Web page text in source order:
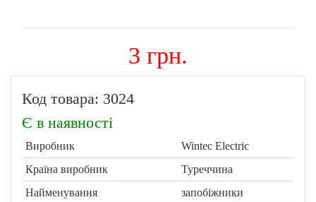
3 грн.
Код товара: 3024
Є в наявності
Виробник
Wintec Electric
Країна виробник
Туреччина
Найменування
запобіжники